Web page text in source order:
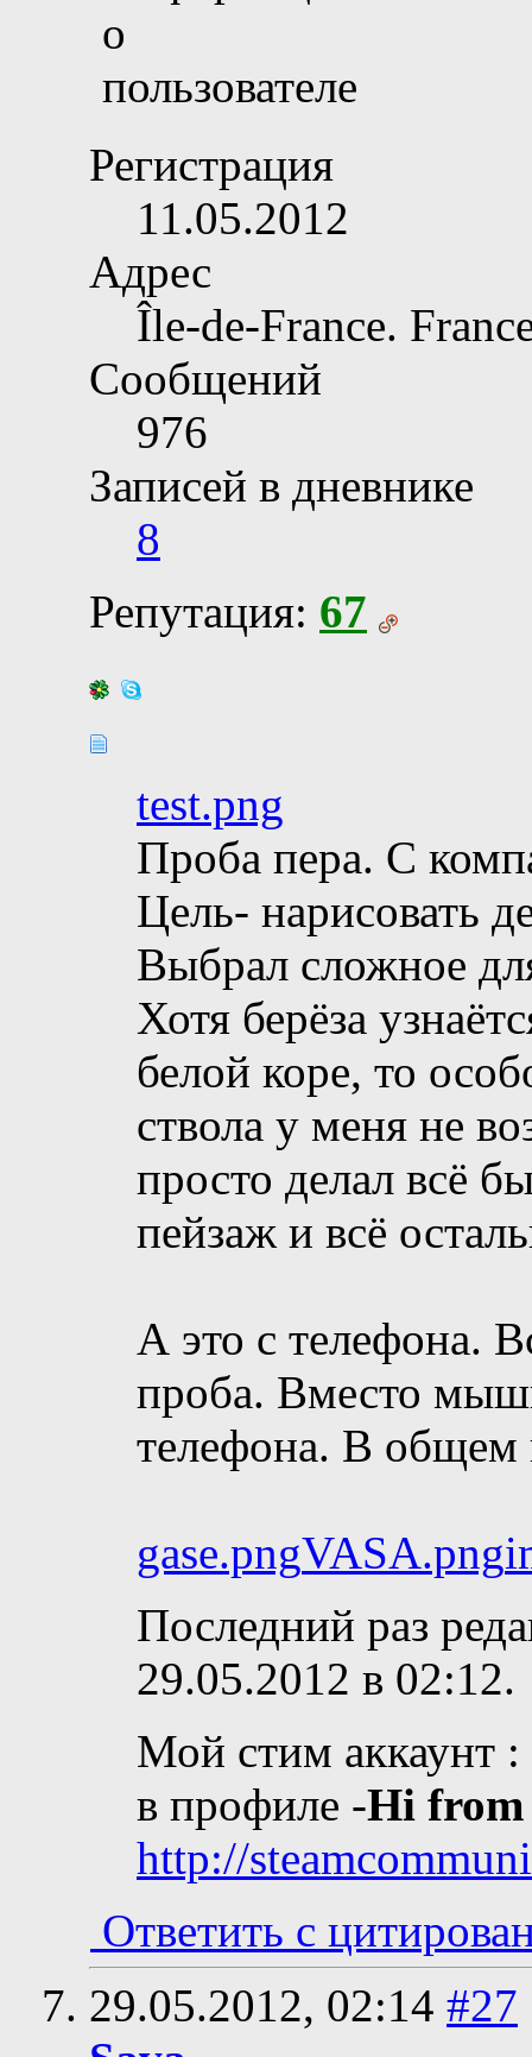
Регистрация
11.05.2012
Адрес
Île-de-France.
Сообщений
976
Записей в дневнике
8
Репутация: 67
test.png
Проба пера. С
Цель- нарисовать
Выбрал сложное
Хотя берёза
белой коре, то
ствола у меня не
просто делал всё
пейзаж и всё
А это с телефона.
проба. Вместо
телефона. В общем
gase.pngVASA.png
Последний раз
29.05.2012 в 02:12.
Мой стим аккаунт :
в профиле -Hi from
http://
Ответить с
29.05.2012, 02:14 #27